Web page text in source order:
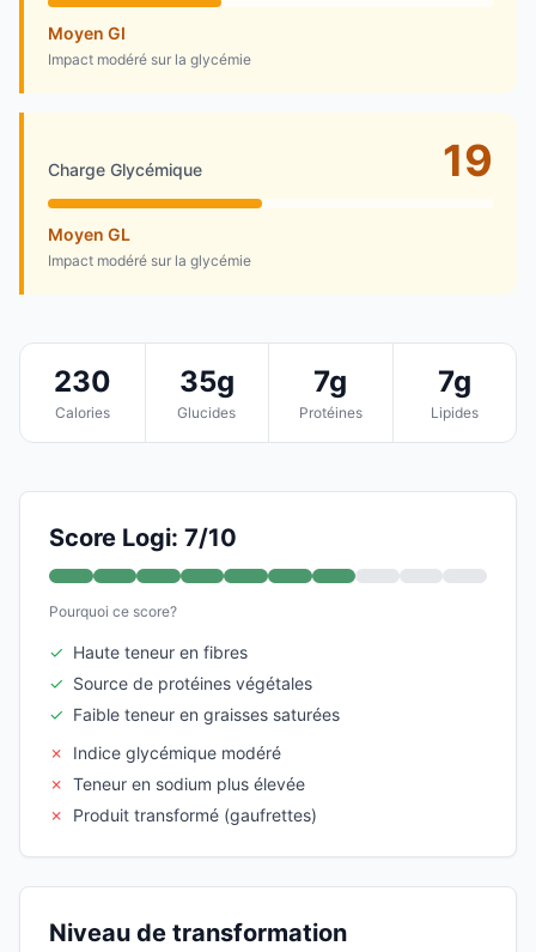
Moyen GI
Impact modéré sur la glycémie
Charge Glycémique 19
Moyen GL
Impact modéré sur la glycémie
230
Calories
35g
Glucides
7g
Protéines
7g
Lipides
Score Logi: 7/10
Pourquoi ce score?
✓ Haute teneur en fibres
✓ Source de protéines végétales
✓ Faible teneur en graisses saturées
✗
Indice glycémique modéré
✗ Teneur en sodium plus élevée
✗
Produit transformé (gaufrettes)
Niveau de transformation